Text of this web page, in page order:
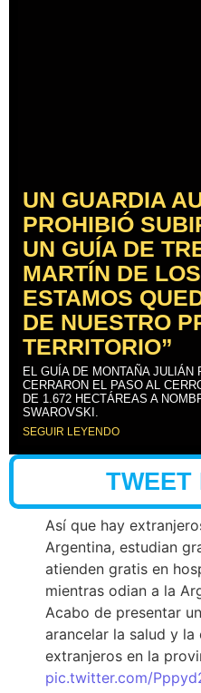
UN GUARDIA
PROHIBIÓ
UN GUÍA DE
MARTÍN DE
ESTAMOS
DE NUESTRO
TERRITORIO”
EL GUÍA DE MONTAÑA JULIÁN
CERRARON EL PASO AL
DE 1.672 HECTÁREAS A
SWAROVSKI.
SEGUIR LEYENDO
TWEET
Así que hay
Argentina, estudian
atienden gratis en
mientras odian a la
Acabo de presentar
arancelar la salud y la
extranjeros en la
pic.twitter.com/